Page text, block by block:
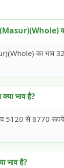
का भाव
भाव है?
5120 से 6770
भाव है?